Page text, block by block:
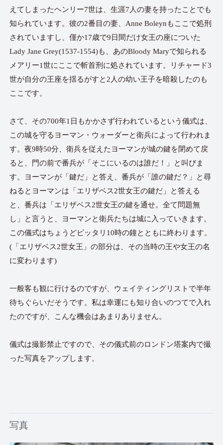
えてしまったヘンリー7世は、生涯7人の妻を持ったことでも
知られています。彼の2番目の妻、Anne Boleynもここで処刑
されていますし、僅か17歳で9日間だけ女王の座についた
Lady Jane Grey(1537-1554)も、あのBloody Maryで知られる
メアリー1世にここで斬首刑に処されています。リチャード3
世が自分の王座を揺るがすと2人の幼い王子を暗殺したのも
ここです。
さて、その700年1日もかかさず行われているという儀式は、
この城を守るヨーマン・ウォーダーと衛兵によって行われま
す。夜9時50分、衛兵を従えたヨーマンが城の鍵を閉めて戻
ると、門の前で番兵が「そこにいるのは誰だ！」と叫びま
す。ヨーマンが「鍵だ」と答え、番兵が「誰の鍵だ？」と尋
ねるとヨーマンは「エリザベス2世女王の鍵だ」と答える
と、番兵は「エリザベス2世女王の鍵を通せ。全て問題無
し」と言うと、ヨーマンと衛兵たちは城に入っていきます。
この儀式はちょうどピッタリ10時の鐘とともに終わります。
(「エリザベス2世女王」の部分は、その当時の王や女王の名
に変わります)
一般客も観に行けるのですが、ウェイティングリストで半年
待ちぐらいだそうです。私は幸運にも知り合いのつてで入れ
たのですが、こんな機会はあまりありません。
儀式は撮影禁止ですので、その儀式前のロンドン塔案内で撮
った写真をアップします。
写真